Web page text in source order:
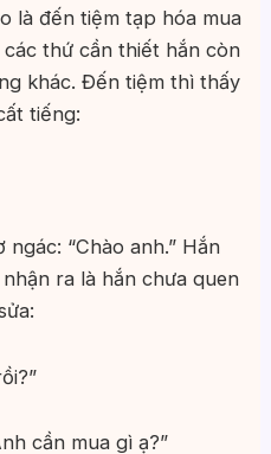
là đến tiệm tạp hóa mua
thứ cần thiết hắn còn
khác. Đến tiệm thì thấy
tiếng:
“Chào anh.” Hắn
ra là hắn chưa quen
cần mua gì ạ?”